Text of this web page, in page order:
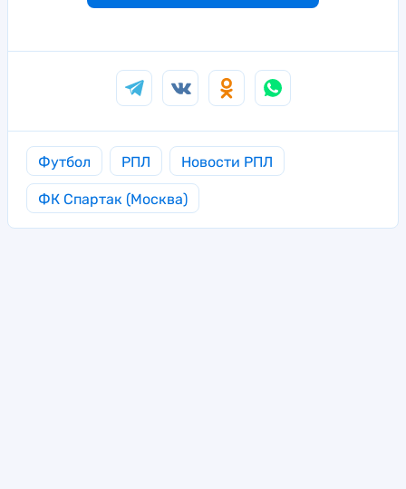
Футбол РПЛ Новости РПЛ
ФК Спартак (Москва)